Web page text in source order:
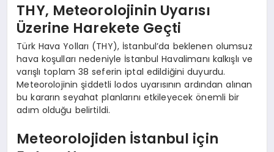
THY, Meteorolojinin Uyarısı
Üzerine Harekete Geçti
Türk Hava Yolları (THY), İstanbul’da beklenen olumsuz
hava koşulları nedeniyle İstanbul Havalimanı kalkışlı ve
varışlı toplam 38 seferin iptal edildiğini duyurdu.
Meteorolojinin şiddetli lodos uyarısının ardından alınan
bu kararın seyahat planlarını etkileyecek önemli bir
adım olduğu belirtildi.
Meteorolojiden İstanbul için